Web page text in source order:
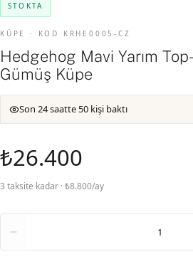
STOKTA
KÜPE · KOD KRHE0005-CZ
Hedgehog Mavi Yarım
Gümüş Küpe
Son 24 saatte 50 kişi baktı
₺26.400
3 taksite kadar · ₺8.800/ay
1